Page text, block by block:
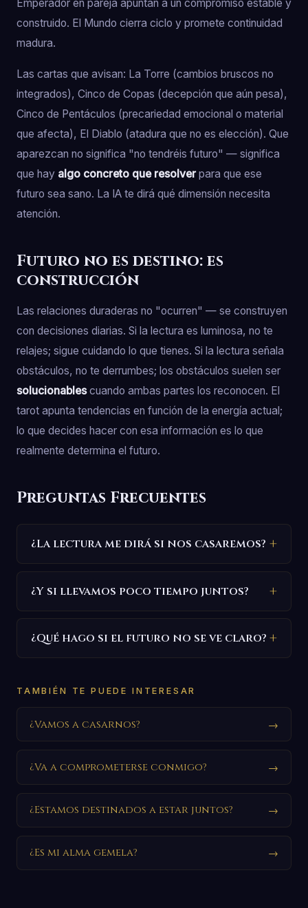
Emperador en pareja apuntan a un compromiso estable y
construido. El Mundo cierra ciclo y promete continuidad
madura.
Las cartas que avisan: La Torre (cambios bruscos no
integrados), Cinco de Copas (decepción que aún pesa),
Cinco de Pentáculos (precariedad emocional o material
que afecta), El Diablo (atadura que no es elección). Que
aparezcan no significa "no tendréis futuro" — significa
que hay algo concreto que resolverpara que ese
futuro sea sano. La IA te dirá qué dimensión necesita
atención.
Futuro no es destino: es
construcción
Las relaciones duraderas no "ocurren" — se construyen
con decisiones diarias. Si la lectura es luminosa, no te
relajes; sigue cuidando lo que tienes. Si la lectura señala
obstáculos, no te derrumbes; los obstáculos suelen ser
solucionablescuando ambas partes los reconocen. El
tarot apunta tendencias en función de la energía actual;
lo que decides hacer con esa información es lo que
realmente determina el futuro.
Preguntas Frecuentes
¿La lectura me dirá si nos casaremos?
¿Y si llevamos poco tiempo juntos?
¿Qué hago si el futuro no se ve claro?
TAMBIÉN TE PUEDE INTERESAR
¿Vamos a casarnos? →
¿Va a comprometerse conmigo? →
¿Estamos destinados a estar juntos? →
¿Es mi alma gemela? →